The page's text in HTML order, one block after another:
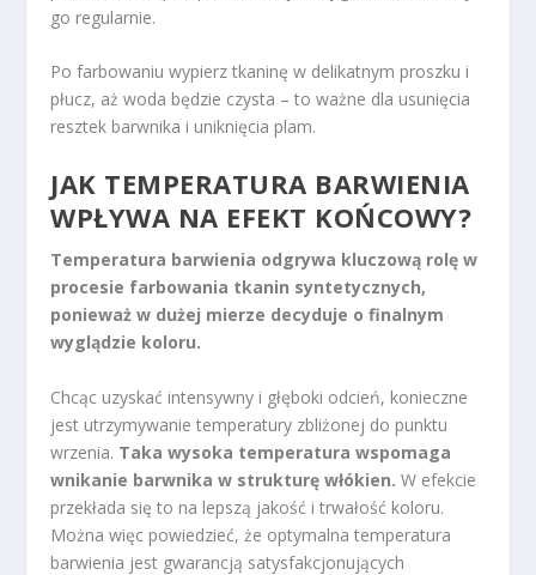
go regularnie.
Po farbowaniu wypierz tkaninę w delikatnym proszku i
płucz, aż woda będzie czysta – to ważne dla usunięcia
resztek barwnika i uniknięcia plam.
JAK TEMPERATURA BARWIENIA
WPŁYWA NA EFEKT KOŃCOWY?
Temperatura barwienia odgrywa kluczową rolę w
procesie farbowania tkanin syntetycznych,
ponieważ w dużej mierze decyduje o finalnym
wyglądzie koloru.
Chcąc uzyskać intensywny i głęboki odcień, konieczne
jest utrzymywanie temperatury zbliżonej do punktu
wrzenia. Taka wysoka temperatura wspomaga
wnikanie barwnika w strukturę włókien. W efekcie
przekłada się to na lepszą jakość i trwałość koloru.
Można więc powiedzieć, że optymalna temperatura
barwienia jest gwarancją satysfakcjonujących